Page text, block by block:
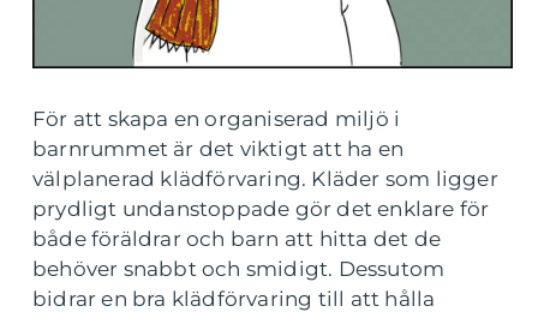
För att skapa en organiserad miljö i
barnrummet är det viktigt att ha en
välplanerad klädförvaring. Kläder som ligger
prydligt undanstoppade gör det enklare för
både föräldrar och barn att hitta det de
behöver snabbt och smidigt. Dessutom
bidrar en bra klädförvaring till att hålla